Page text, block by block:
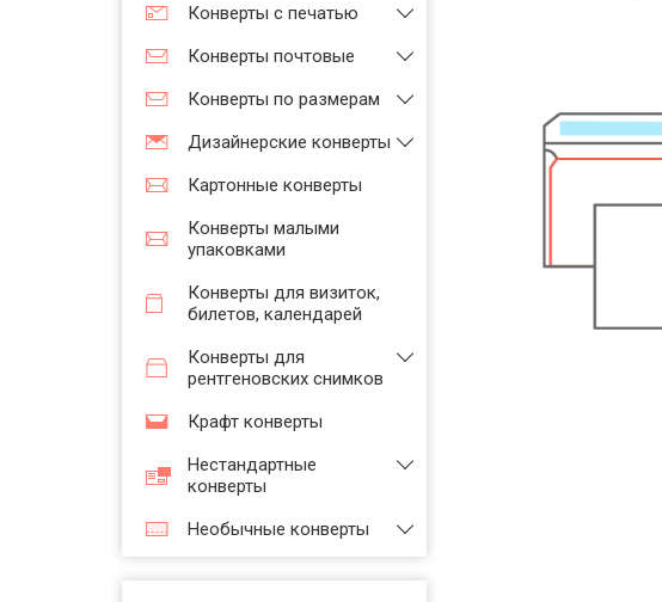
Конверты с печатью
Конверты почтовые
Конверты по размерам
Дизайнерские конверты
Картонные конверты
Конверты малыми
упаковками
Конверты для визиток,
билетов, календарей
Конверты для
рентгеновских снимков
Крафт конверты
Нестандартные
конверты
Необычные конверты